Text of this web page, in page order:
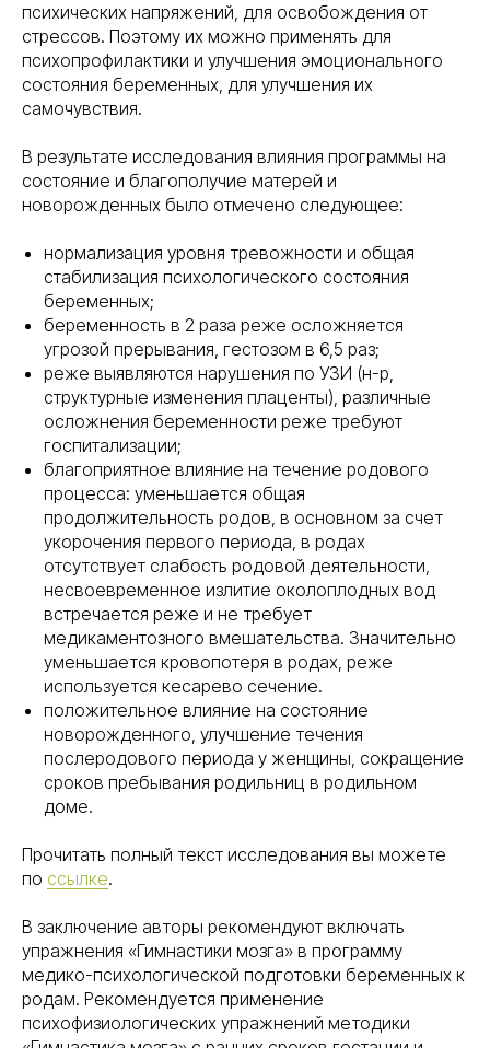
психических напряжений, для освобождения от
стрессов. Поэтому их можно применять для
психопрофилактики и улучшения эмоционального
состояния беременных, для улучшения их
самочувствия.
В результате исследования влияния программы на
состояние и благополучие матерей и
новорожденных было отмечено следующее:
нормализация уровня тревожности и общая
стабилизация психологического состояния
беременных;
беременность в 2 раза реже осложняется
угрозой прерывания, гестозом в 6,5 раз;
реже выявляются нарушения по УЗИ (н-р,
структурные изменения плаценты), различные
осложнения беременности реже требуют
госпитализации;
благоприятное влияние на течение родового
процесса: уменьшается общая
продолжительность родов, в основном за счет
укорочения первого периода, в родах
отсутствует слабость родовой деятельности,
несвоевременное излитие околоплодных вод
встречается реже и не требует
медикаментозного вмешательства. Значительно
уменьшается кровопотеря в родах, реже
используется кесарево сечение.
положительное влияние на состояние
новорожденного, улучшение течения
послеродового периода у женщины, сокращение
сроков пребывания родильниц в родильном
доме.
Прочитать полный текст исследования вы можете
по ссылке.
В заключение авторы рекомендуют включать
упражнения «Гимнастики мозга» в программу
медико-психологической подготовки беременных к
родам. Рекомендуется применение
психофизиологических упражнений методики